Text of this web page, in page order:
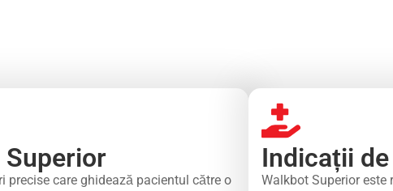
precise care ghidează pacientul către o
Indicații
Walkbot Superior este